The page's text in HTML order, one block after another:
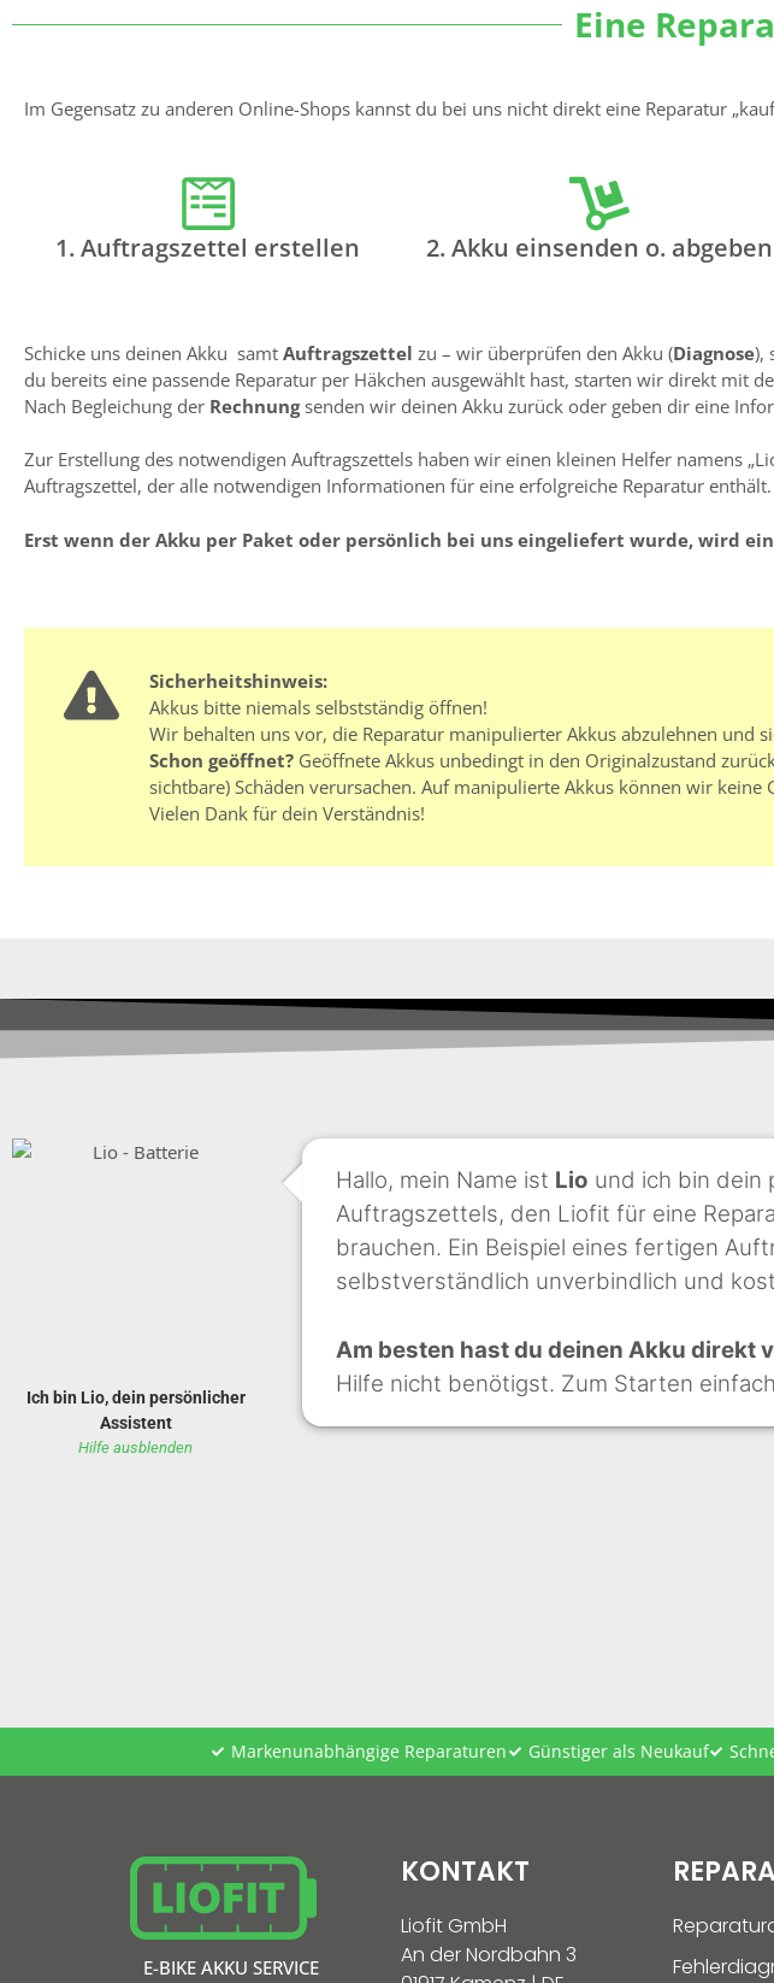
Eine
Im Gegensatz zu anderen Online-Shops kannst du bei uns nicht direkt eine Reparatur
1. Auftragszettel erstellen 2. Akku einsenden o. abgeben
Schicke uns deinen Akku samt Auftragszettel zu – wir überprüfen den Akku (Diagnose),
du bereits eine passende Reparatur per Häkchen ausgewählt hast, starten wir direkt mit
Nach Begleichung der Rechnungsenden wir deinen Akku zurück oder geben dir eine
Zur Erstellung des notwendigen Auftragszettels haben wir einen kleinen Helfer namens
Auftragszettel, der alle notwendigen Informationen für eine erfolgreiche Reparatur enthält.
Erst wenn der Akku per Paket oder persönlich bei uns eingeliefert wurde, wird
Sicherheitshinweis:
Akkus bitte niemals selbstständig öffnen!
Wir behalten uns vor, die Reparatur manipulierter Akkus abzulehnen und
Schon geöffnet?Geöffnete Akkus unbedingt in den Originalzustand
sichtbare) Schäden verursachen. Auf manipulierte Akkus können wir keine
Vielen Dank für dein Verständnis!
Ich bin Lio, dein persönlicher
Assistent
Hilfe ausblenden
Hallo, mein Name ist Lio und ich bin dein
Auftragszettels, den Liofit für eine
brauchen. Ein Beispiel eines fertigen
selbstverständlich unverbindlich und
Am besten hast du deinen Akku direkt
Hilfe nicht benötigst. Zum Starten
Markenunabhängige Reparaturen Günstiger als Neukauf
E-BIKE AKKU SERVICE
KONTAKT
Liofit GmbH
An der Nordbahn 3